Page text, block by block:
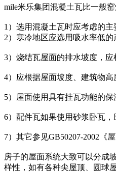
mile米乐集团混凝土瓦比一般
1）选用混凝土瓦时应考虑的
2）寒冷地区应选用吸水率低的
3）烧结瓦屋面的排水坡度，
4）应根据屋面坡度、建筑物
5）屋面使用具有挂瓦功能的
6）配件瓦如果使用砂浆卧瓦，
7）其它参见GB50207-2002《
房子的屋面系统大致可以分成
样性，如有各种尖屋顶、圆球